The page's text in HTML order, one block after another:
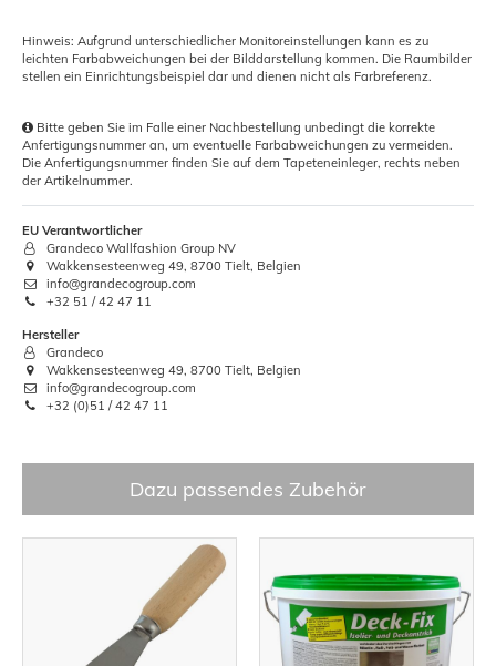
Hinweis: Aufgrund unterschiedlicher Monitoreinstellungen kann es zu
leichten Farbabweichungen bei der Bilddarstellung kommen. Die Raumbilder
stellen ein Einrichtungsbeispiel dar und dienen nicht als Farbreferenz.
Bitte geben Sie im Falle einer Nachbestellung unbedingt die korrekte
Anfertigungsnummer an, um eventuelle Farbabweichungen zu vermeiden.
Die Anfertigungsnummer finden Sie auf dem Tapeteneinleger, rechts neben
der Artikelnummer.
EU Verantwortlicher
Grandeco Wallfashion Group NV
Wakkensesteenweg 49, 8700 Tielt, Belgien
info@grandecogroup.com
+32 51 / 42 47 11
Hersteller
Grandeco
Wakkensesteenweg 49, 8700 Tielt, Belgien
info@grandecogroup.com
+32 (0)51 / 42 47 11
Dazu passendes Zubehör